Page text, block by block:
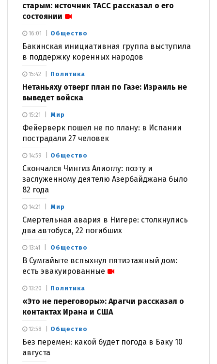
старым: источник ТАСС рассказал о его
состоянии
Общество
Бакинская инициативная группа выступила
в поддержку коренных народов
16:01
Политика
Нетаньяху отверг план по Газе: Израиль не
выведет войска
15:42
Мир
Фейерверк пошел не по плану: в Испании
пострадали 27 человек
15:21
Общество
Скончался Чингиз Алиоглу: поэту и
заслуженному деятелю Азербайджана было
82 года
14:59
Мир
Смертельная авария в Нигере: столкнулись
два автобуса, 22 погибших
14:21
Общество
В Сумгайыте вспыхнул пятиэтажный дом:
есть эвакуированные
13:41
Политика
«Это не переговоры»: Арагчи рассказал о
контактах Ирана и США
13:20
Общество
Без перемен: какой будет погода в Баку 10
августа
12:58